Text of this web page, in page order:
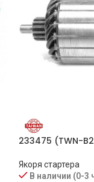
233475 (TWN-
Якоря стартера
В наличии (0-3